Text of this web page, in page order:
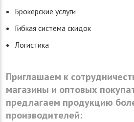
Брокерские услуги
Гибкая система скидок
Логистика
Приглашаем к
магазины и оптовых
предлагаем продукцию
производителей: